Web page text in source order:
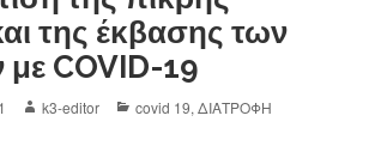
της έκβασης των
COVID-19
k3-editor covid 19,ΔΙΑΤΡΟΦΗ